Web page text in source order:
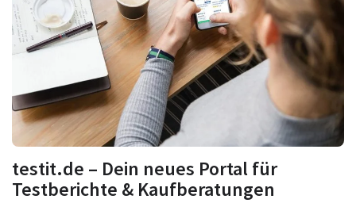
testit.de – Dein neues Portal für
Testberichte & Kaufberatungen